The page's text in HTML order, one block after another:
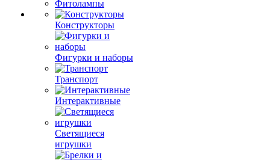
Фитолампы
Конструкторы
Фигурки и наборы
Транспорт
Интерактивные
Светящиеся
игрушки